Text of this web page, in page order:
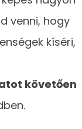
venni, hogy
kíséri,
követően